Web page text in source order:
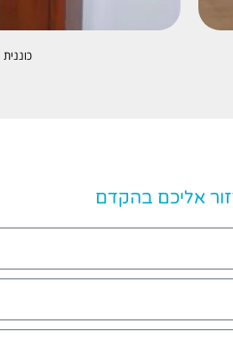
כוננית 8031-1
אליכם בהקדם